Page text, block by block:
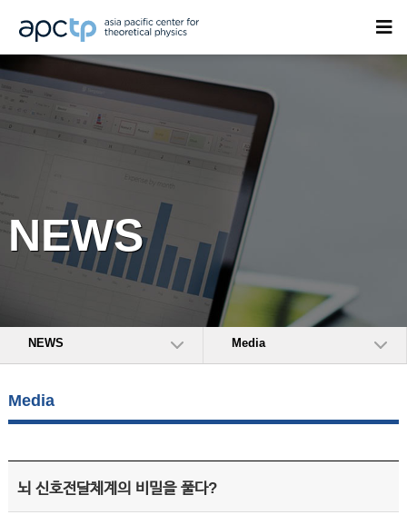
NEWS
NEWS Media
Media
뇌 신호전달체계의 비밀을 풀다?